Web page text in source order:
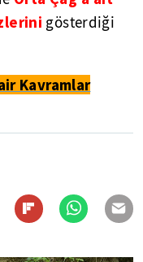
gösterdiği
Kavramlar